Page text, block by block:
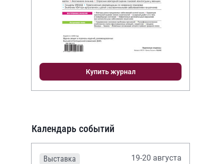
Купить журнал
Календарь событий
Выставка 19-20 августа